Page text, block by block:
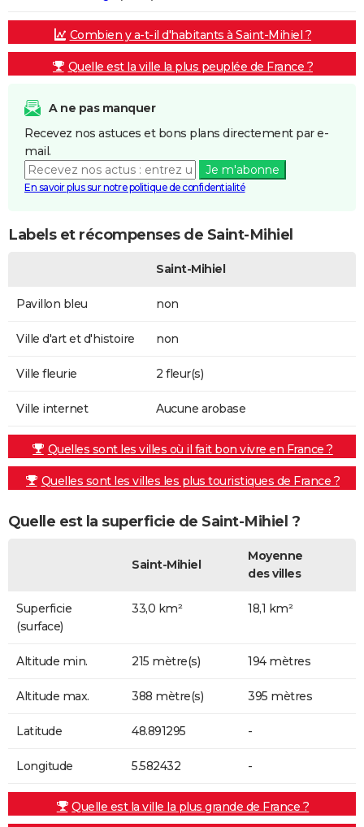
Combien y a-t-il d'habitants à Saint-Mihiel ?
Quelle est la ville la plus peuplée de France ?
A ne pas manquer
Recevez nos astuces et bons plans directement par e-
mail.
Je m'abonne
En savoir plus sur notre politique de confidentialité
Labels et récompenses de Saint-Mihiel
Saint-Mihiel
Pavillon bleu non
Ville d'art et d'histoire non
Ville fleurie 2 fleur(s)
Ville internet Aucune arobase
Quelles sont les villes où il fait bon vivre en France ?
Quelles sont les villes les plus touristiques de France ?
Quelle est la superficie de Saint-Mihiel ?
Saint-Mihiel
Moyenne
des villes
Superficie
(surface)
33,0 km² 18,1 km²
Altitude min. 215 mètre(s) 194 mètres
Altitude max. 388 mètre(s) 395 mètres
Latitude 48.891295 -
Longitude 5.582432 -
Quelle est la ville la plus grande de France ?